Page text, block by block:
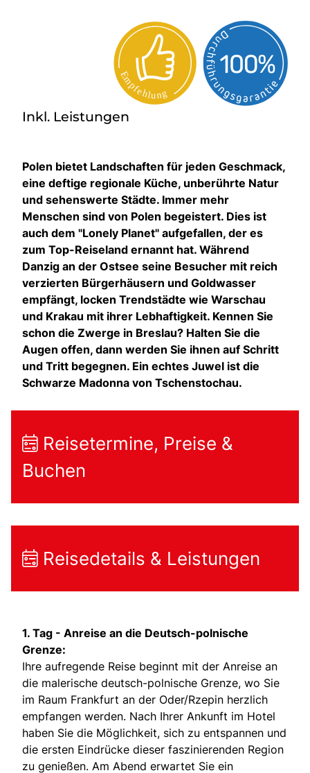
Inkl. Leistungen
Polen bietet Landschaften für jeden Geschmack,
eine deftige regionale Küche, unberührte Natur
und sehenswerte Städte. Immer mehr
Menschen sind von Polen begeistert. Dies ist
auch dem "Lonely Planet" aufgefallen, der es
zum Top-Reiseland ernannt hat. Während
Danzig an der Ostsee seine Besucher mit reich
verzierten Bürgerhäusern und Goldwasser
empfängt, locken Trendstädte wie Warschau
und Krakau mit ihrer Lebhaftigkeit. Kennen Sie
schon die Zwerge in Breslau? Halten Sie die
Augen offen, dann werden Sie ihnen auf Schritt
und Tritt begegnen. Ein echtes Juwel ist die
Schwarze Madonna von Tschenstochau.
Reisetermine, Preise &
Buchen
Reisedetails & Leistungen
1. Tag - Anreise an die Deutsch-polnische
Grenze:
Ihre aufregende Reise beginnt mit der Anreise an
die malerische deutsch-polnische Grenze, wo Sie
im Raum Frankfurt an der Oder/Rzepin herzlich
empfangen werden. Nach Ihrer Ankunft im Hotel
haben Sie die Möglichkeit, sich zu entspannen und
die ersten Eindrücke dieser faszinierenden Region
zu genießen. Am Abend erwartet Sie ein